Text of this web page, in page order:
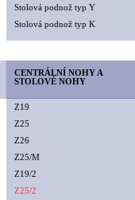
Stolová podnož typ Y
Stolová podnož typ K
CENTRÁLNÍ NOHY A
STOLOVÉ NOHY
Z19
Z25
Z26
Z25/M
Z19/2
Z25/2